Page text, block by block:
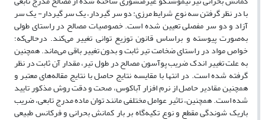
با در نظر گرفتن سه نوع شرایط مرزی: دو سر گیردار، یک سر گیردار- یک سر
آزاد و دو سر مفصلی تعیین شده است. خصوصیات مصالح در راستای طولی
به‌صورت پیوسته و براساس قانون توزیع توانی تغییر می‌کند. درحالی‌که؛
خواص مواد در راستای ضخامت تیر ثابت و بدون تغییر باقی می‌ماند. همچنین
به علت تغییر اندک ضریب پوآسون مصالح در طول تیر، مقدار آن ثابت در نظر
گرفته شده است. در انتها با مقایسه نتایج حاصل با نتایج مقاله‌های معتبر و
همچنین مقادیر حاصل از نرم افزار آباکوس، صحت و دقت روش مذکور تایید
شده است. همچنین، تاثیر عوامل مختلفی مانند توان ماده مدرج تابعی، ضریب
باریک شوندگی مقطع و نوع تکیه‌گاه بر بار کمانش بحرانی و فرکانس طبیعی